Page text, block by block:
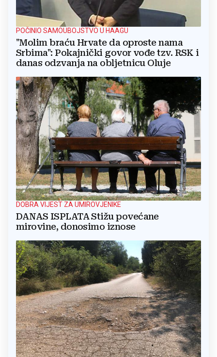
POČINIO SAMOUBOJSTVO U HAAGU
"Molim braću Hrvate da oproste nama
Srbima": Pokajnički govor vođe tzv. RSK i
danas odzvanja na obljetnicu Oluje
DOBRA VIJEST ZA UMIROVJENIKE
DANAS ISPLATA Stižu povećane
mirovine, donosimo iznose